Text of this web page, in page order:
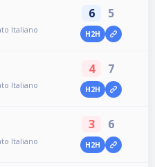
Italiano
6 5
H2H
Italiano
4 7
H2H
Italiano
3 6
H2H